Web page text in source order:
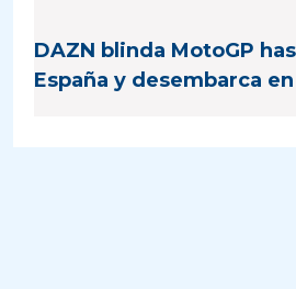
DAZN blinda MotoGP
España y desembarca